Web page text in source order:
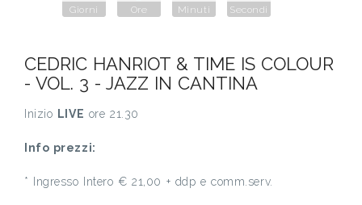
Giorni Ore Minuti Secondi
CEDRIC HANRIOT & TIME IS COLOUR
- VOL. 3 - JAZZ IN CANTINA
Inizio LIVE ore 21.30
Info prezzi:
* Ingresso Intero € 21,00 + ddp e comm.serv.